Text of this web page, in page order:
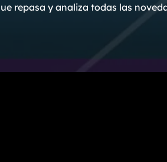
repasa y analiza todas las